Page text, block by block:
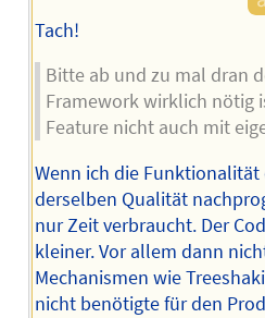
Tach!
Bitte ab und zu mal dran
Framework wirklich nötig
Feature nicht auch mit
Wenn ich die Funktionalität
derselben Qualität
nur Zeit verbraucht. Der
kleiner. Vor allem dann
Mechanismen wie
nicht benötigte für den